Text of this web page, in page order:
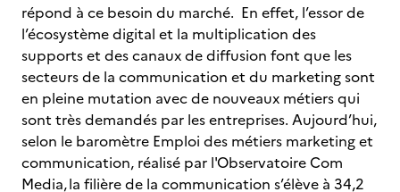
répond à ce besoin du marché. En effet, l’essor de
l’écosystème digital et la multiplication des
supports et des canaux de diffusion font que les
secteurs de la communication et du marketing sont
en pleine mutation avec de nouveaux métiers qui
sont très demandés par les entreprises. Aujourd’hui,
selon le baromètre Emploi des métiers marketing et
communication, réalisé par l'Observatoire Com
Media, la filière de la communication s’élève à 34,2